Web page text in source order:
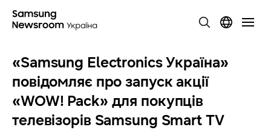
«Samsung Electronics Україна»
повідомляє про запуск акції
«WOW! Pack» для покупців
телевізорів Samsung Smart TV